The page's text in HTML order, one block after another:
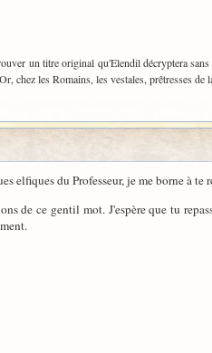
un titre original qu'Elendil décryptera
chez les Romains, les vestales, prêtresses de
elfiques du Professeur, je me borne à te
de ce gentil mot. J'espère que tu